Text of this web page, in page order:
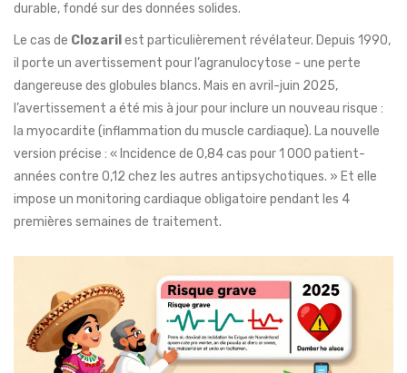
durable, fondé sur des données solides.
Le cas de Clozaril est particulièrement révélateur. Depuis 1990,
il porte un avertissement pour l’agranulocytose - une perte
dangereuse des globules blancs. Mais en avril-juin 2025,
l’avertissement a été mis à jour pour inclure un nouveau risque :
la myocardite (inflammation du muscle cardiaque). La nouvelle
version précise : « Incidence de 0,84 cas pour 1 000 patient-
années contre 0,12 chez les autres antipsychotiques. » Et elle
impose un monitoring cardiaque obligatoire pendant les 4
premières semaines de traitement.